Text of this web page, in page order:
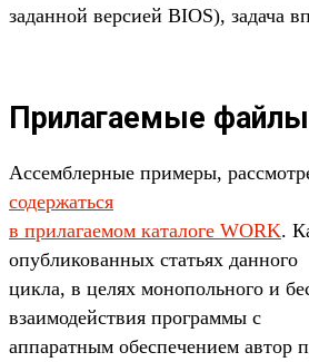
заданной версией BIOS), задача
Прилагаемые файлы
Ассемблерные примеры,
содержаться
в прилагаемом каталоге WORK.
опубликованных статьях данного
цикла, в целях монопольного и
взаимодействия программы с
аппаратным обеспечением